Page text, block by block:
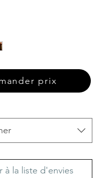
à la liste d'envies
prix